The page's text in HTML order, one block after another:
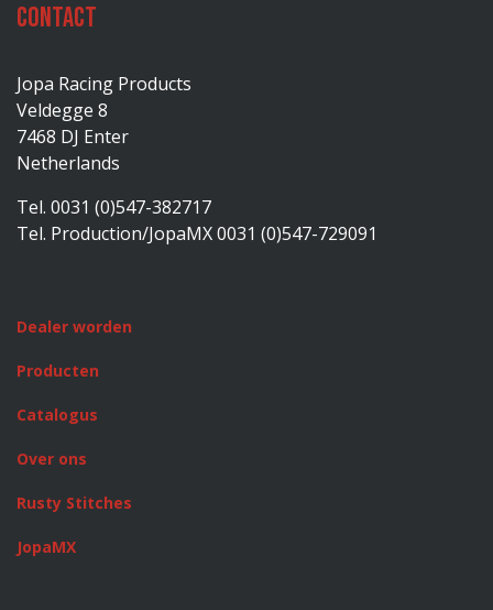
Contact
Jopa Racing Products
Veldegge 8
7468 DJ Enter
Netherlands
Tel. 0031 (0)547-382717
Tel. Production/JopaMX 0031 (0)547-729091
Dealer worden
Producten
Catalogus
Over ons
Rusty Stitches
JopaMX